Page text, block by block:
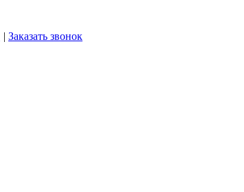
| Заказать звонок